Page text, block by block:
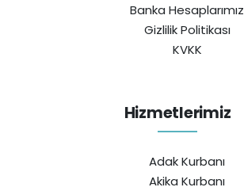
Banka Hesaplarımız
Gizlilik Politikası
KVKK
Hizmetlerimiz
Adak Kurbanı
Akika Kurbanı